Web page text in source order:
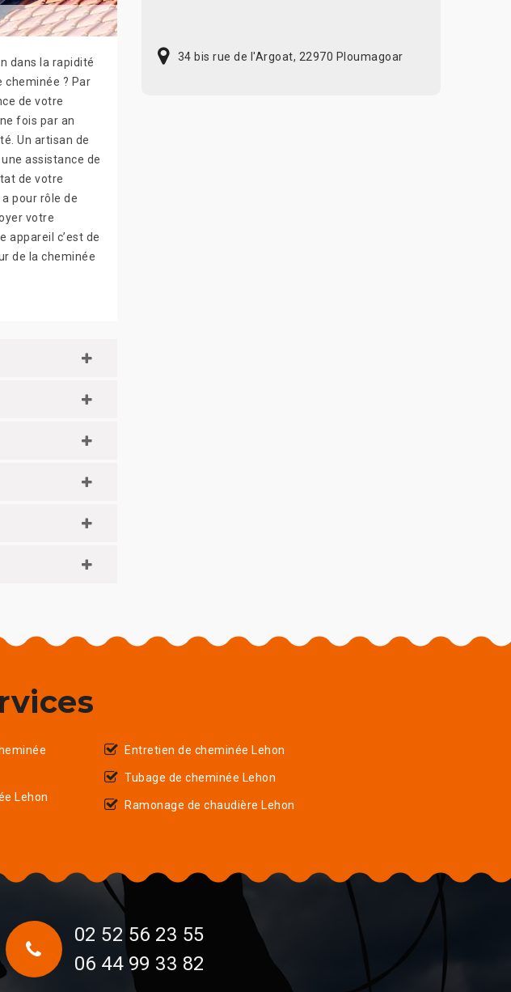
dans la rapidité
cheminée ? Par
de votre
fois par an
Un artisan de
assistance de
de votre
pour rôle de
votre
appareil c’est de
de la cheminée
34 bis rue de l'Argoat, 22970 Ploumagoar
Lehon
Entretien de cheminée Lehon
Tubage de cheminée Lehon
Ramonage de chaudière Lehon
02 52 56 23 55
06 44 99 33 82